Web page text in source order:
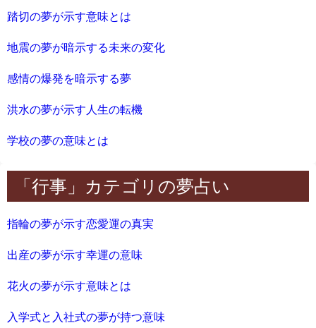
踏切の夢が示す意味とは
地震の夢が暗示する未来の変化
感情の爆発を暗示する夢
洪水の夢が示す人生の転機
学校の夢の意味とは
「行事」カテゴリの夢占い
指輪の夢が示す恋愛運の真実
出産の夢が示す幸運の意味
花火の夢が示す意味とは
入学式と入社式の夢が持つ意味